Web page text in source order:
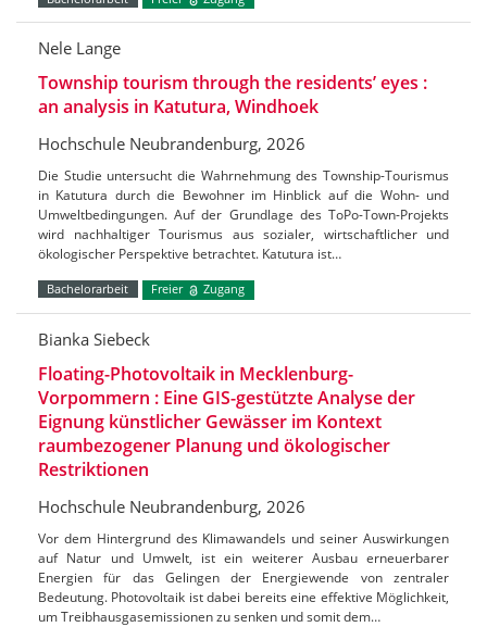
Nele Lange
Township tourism through the residents’ eyes :
an analysis in Katutura, Windhoek
Hochschule Neubrandenburg, 2026
Die Studie untersucht die Wahrnehmung des Township-Tourismus
in Katutura durch die Bewohner im Hinblick auf die Wohn- und
Umweltbedingungen. Auf der Grundlage des ToPo-Town-Projekts
wird nachhaltiger Tourismus aus sozialer, wirtschaftlicher und
ökologischer Perspektive betrachtet. Katutura ist…
Bachelorarbeit Freier Zugang
Bianka Siebeck
Floating-Photovoltaik in Mecklenburg-
Vorpommern : Eine GIS-gestützte Analyse der
Eignung künstlicher Gewässer im Kontext
raumbezogener Planung und ökologischer
Restriktionen
Hochschule Neubrandenburg, 2026
Vor dem Hintergrund des Klimawandels und seiner Auswirkungen
auf Natur und Umwelt, ist ein weiterer Ausbau erneuerbarer
Energien für das Gelingen der Energiewende von zentraler
Bedeutung. Photovoltaik ist dabei bereits eine effektive Möglichkeit,
um Treibhausgasemissionen zu senken und somit dem…